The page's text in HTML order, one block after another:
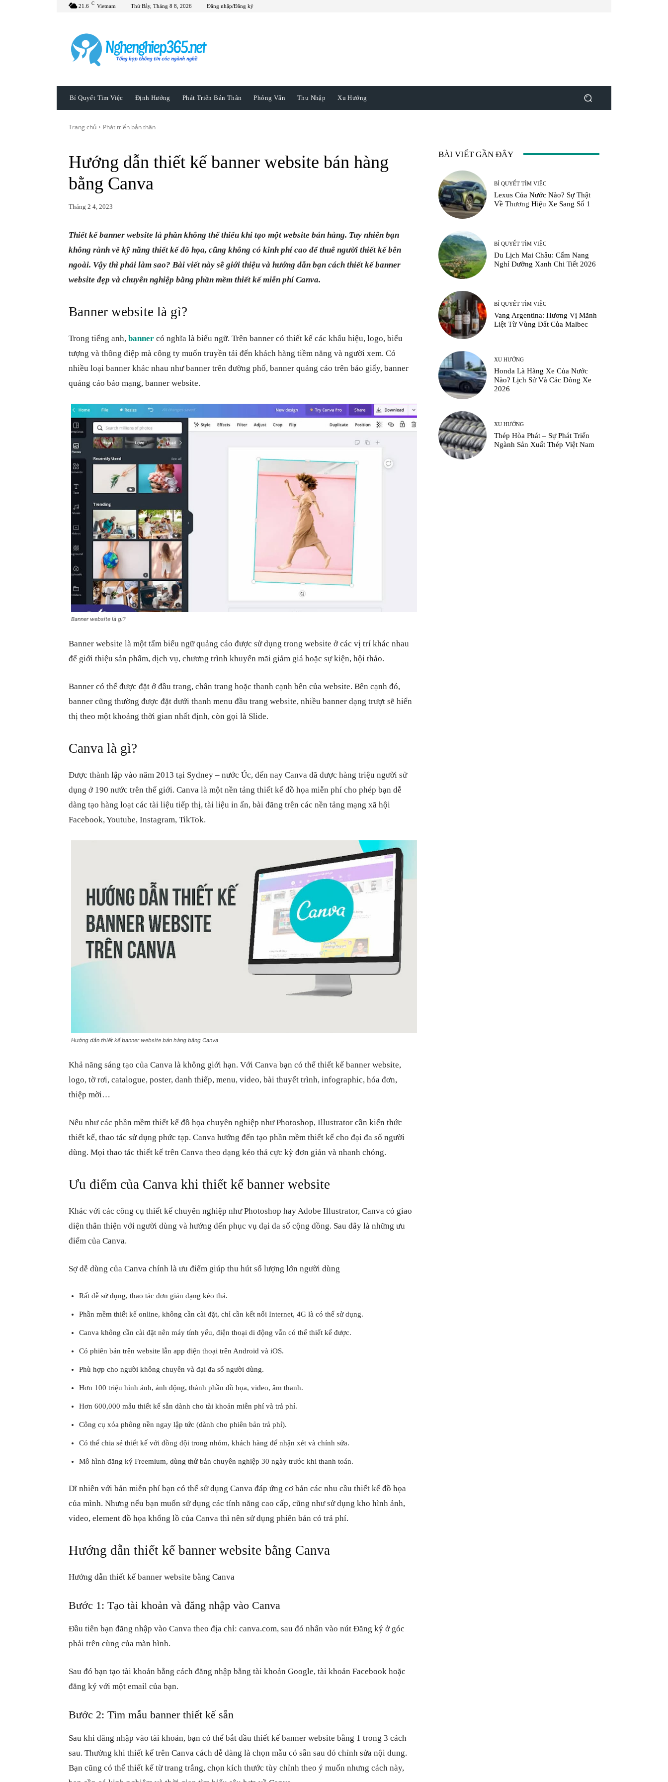
21.6 C Vietnam Thứ Bảy, Tháng 8 8, 2026 Đăng nhập/Đăng ký
Bí Quyết Tìm Việc Định Hướng Phát Triển Bản Thân Phỏng Vấn Thu Nhập Xu Hướng
Trang chủ Phát triển bản thân
Hướng dẫn thiết kế banner website bán hàng
bằng Canva
Tháng 2 4, 2023
Thiết kế banner website là phần không thể thiếu khi tạo một website bán hàng. Tuy nhiên bạn
không rành về kỹ năng thiết kế đồ họa, cũng không có kinh phí cao để thuê người thiết kế bên
ngoài. Vậy thì phải làm sao? Bài viết này sẽ giới thiệu và hướng dẫn bạn cách thiết kế banner
website đẹp và chuyên nghiệp bằng phần mềm thiết kế miễn phí Canva.
Banner website là gì?
Trong tiếng anh, banner có nghĩa là biểu ngữ. Trên banner có thiết kế các khẩu hiệu, logo, biểu
tượng và thông điệp mà công ty muốn truyền tải đến khách hàng tiềm năng và người xem. Có
nhiều loại banner khác nhau như banner trên đường phố, banner quảng cáo trên báo giấy, banner
quảng cáo báo mạng, banner website.
Banner website là gì?
Banner website là một tấm biểu ngữ quảng cáo được sử dụng trong website ở các vị trí khác nhau
để giới thiệu sản phẩm, dịch vụ, chương trình khuyến mãi giảm giá hoặc sự kiện, hội thảo.
Banner có thể được đặt ở đầu trang, chân trang hoặc thanh cạnh bên của website. Bên cạnh đó,
banner cũng thường được đặt dưới thanh menu đầu trang website, nhiều banner dạng trượt sẽ hiển
thị theo một khoảng thời gian nhất định, còn gọi là Slide.
Canva là gì?
Được thành lập vào năm 2013 tại Sydney – nước Úc, đến nay Canva đã được hàng triệu người sử
dụng ở 190 nước trên thế giới. Canva là một nền tảng thiết kế đồ họa miễn phí cho phép bạn dễ
dàng tạo hàng loạt các tài liệu tiếp thị, tài liệu in ấn, bài đăng trên các nền tảng mạng xã hội
Facebook, Youtube, Instagram, TikTok.
Hướng dẫn thiết kế banner website bán hàng bằng Canva
Khả năng sáng tạo của Canva là không giới hạn. Với Canva bạn có thể thiết kế banner website,
logo, tờ rơi, catalogue, poster, danh thiếp, menu, video, bài thuyết trình, infographic, hóa đơn,
thiệp mời…
Nếu như các phần mềm thiết kế đồ họa chuyên nghiệp như Photoshop, Illustrator cần kiến thức
thiết kế, thao tác sử dụng phức tạp. Canva hướng đến tạo phần mềm thiết kế cho đại đa số người
dùng. Mọi thao tác thiết kế trên Canva theo dạng kéo thả cực kỳ đơn giản và nhanh chóng.
Ưu điểm của Canva khi thiết kế banner website
Khác với các công cụ thiết kế chuyên nghiệp như Photoshop hay Adobe Illustrator, Canva có giao
diện thân thiện với người dùng và hướng đến phục vụ đại đa số cộng đồng. Sau đây là những ưu
điểm của Canva.
Sợ dễ dùng của Canva chính là ưu điểm giúp thu hút số lượng lớn người dùng
Rất dễ sử dụng, thao tác đơn giản dạng kéo thả.
Phần mềm thiết kế online, không cần cài đặt, chỉ cần kết nối Internet, 4G là có thể sử dụng.
Canva không cần cài đặt nên máy tính yếu, điện thoại di động vẫn có thể thiết kế được.
Có phiên bản trên website lẫn app điện thoại trên Android và iOS.
Phù hợp cho người không chuyên và đại đa số người dùng.
Hơn 100 triệu hình ảnh, ảnh động, thành phần đồ họa, video, âm thanh.
Hơn 600,000 mẫu thiết kế sẵn dành cho tài khoản miễn phí và trả phí.
Công cụ xóa phông nền ngay lập tức (dành cho phiên bản trả phí).
Có thể chia sẻ thiết kế với đồng đội trong nhóm, khách hàng để nhận xét và chỉnh sửa.
Mô hình đăng ký Freemium, dùng thử bản chuyên nghiệp 30 ngày trước khi thanh toán.
Dĩ nhiên với bản miễn phí bạn có thể sử dụng Canva đáp ứng cơ bản các nhu cầu thiết kế đồ họa
của mình. Nhưng nếu bạn muốn sử dụng các tính năng cao cấp, cũng như sử dụng kho hình ảnh,
video, element đồ họa khổng lồ của Canva thì nên sử dụng phiên bản có trả phí.
Hướng dẫn thiết kế banner website bằng Canva
Hướng dẫn thiết kế banner website bằng Canva
Bước 1: Tạo tài khoản và đăng nhập vào Canva
Đầu tiên bạn đăng nhập vào Canva theo địa chỉ: canva.com, sau đó nhấn vào nút Đăng ký ở góc
phải trên cùng của màn hình.
Sau đó bạn tạo tài khoản bằng cách đăng nhập bằng tài khoản Google, tài khoản Facebook hoặc
đăng ký với một email của bạn.
Bước 2: Tìm mẫu banner thiết kế sẵn
Sau khi đăng nhập vào tài khoản, bạn có thể bắt đầu thiết kế banner website bằng 1 trong 3 cách
sau. Thường khi thiết kế trên Canva cách dễ dàng là chọn mẫu có sẵn sau đó chỉnh sửa nội dung.
Bạn cũng có thể thiết kế từ trang trắng, chọn kích thước tùy chỉnh theo ý muốn nhưng cách này,
BÀI VIẾT GẦN ĐÂY
BÍ QUYẾT TÌM VIỆC
Lexus Của Nước Nào? Sự Thật
Về Thương Hiệu Xe Sang Số 1
BÍ QUYẾT TÌM VIỆC
Du Lịch Mai Châu: Cẩm Nang
Nghỉ Dưỡng Xanh Chi Tiết 2026
BÍ QUYẾT TÌM VIỆC
Vang Argentina: Hương Vị Mãnh
Liệt Từ Vùng Đất Của Malbec
XU HƯỚNG
Honda Là Hãng Xe Của Nước
Nào? Lịch Sử Và Các Dòng Xe
2026
XU HƯỚNG
Thép Hòa Phát – Sự Phát Triển
Ngành Sản Xuất Thép Việt Nam